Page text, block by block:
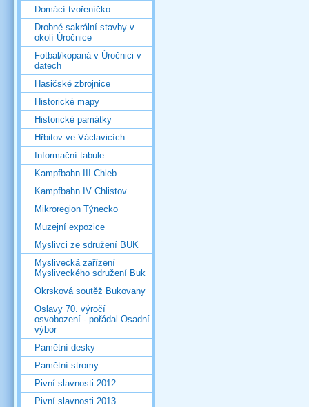
Domácí tvořeníčko
Drobné sakrální stavby v
okolí Úročnice
Fotbal/kopaná v Úročnici v
datech
Hasičské zbrojnice
Historické mapy
Historické památky
Hřbitov ve Václavicích
Informační tabule
Kampfbahn III Chleb
Kampfbahn IV Chlistov
Mikroregion Týnecko
Muzejní expozice
Myslivci ze sdružení BUK
Myslivecká zařízení
Mysliveckého sdružení Buk
Okrsková soutěž Bukovany
Oslavy 70. výročí
osvobození - pořádal Osadní
výbor
Pamětní desky
Pamětní stromy
Pivní slavnosti 2012
Pivní slavnosti 2013